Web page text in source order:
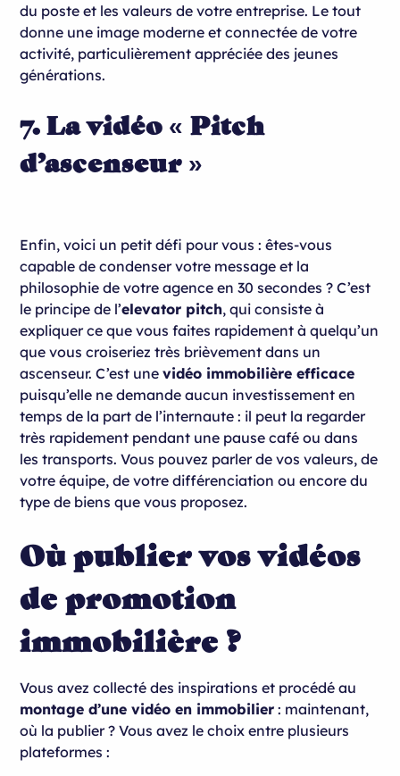
du poste et les valeurs de votre entreprise. Le tout
donne une image moderne et connectée de votre
activité, particulièrement appréciée des jeunes
générations.
7. La vidéo « Pitch
d’ascenseur »
Enfin, voici un petit défi pour vous : êtes-vous
capable de condenser votre message et la
philosophie de votre agence en 30 secondes ? C’est
le principe de l’elevator pitch, qui consiste à
expliquer ce que vous faites rapidement à quelqu’un
que vous croiseriez très brièvement dans un
ascenseur. C’est unevidéo immobilière efficace
puisqu’elle ne demande aucun investissement en
temps de la part de l’internaute : il peut la regarder
très rapidement pendant une pause café ou dans
les transports. Vous pouvez parler de vos valeurs, de
votre équipe, de votre différenciation ou encore du
type de biens que vous proposez.
Où publier vos vidéos
de promotion
immobilière ?
Vous avez collecté des inspirations et procédé au
montage d’une vidéo en immobilier : maintenant,
où la publier ? Vous avez le choix entre plusieurs
plateformes :